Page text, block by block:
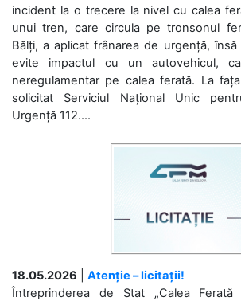
incident la o trecere la nivel cu calea
unui tren, care circula pe tronsonul
Bălți, a aplicat frânarea de urgență,
evite impactul cu un autovehicul,
neregulamentar pe calea ferată. La
solicitat Serviciul Național Unic
Urgență 112....
18.05.2026
Atenție – licitații!
Întreprinderea de Stat „Calea Ferată